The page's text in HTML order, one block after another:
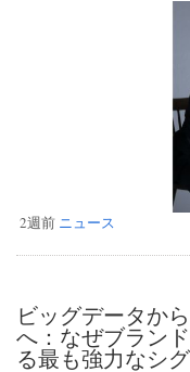
2週前 ニュース
ビッグデータか
へ：なぜブラン
る最も強力なシ